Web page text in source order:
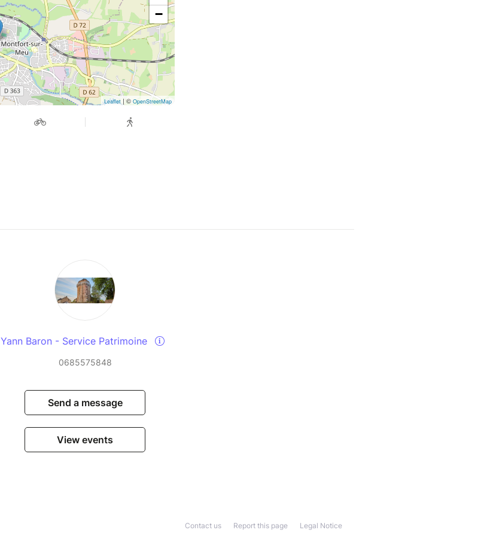
−
Leaflet| © OpenStreetMap
Yann Baron - Service Patrimoine
0685575848
Send a message
View events
Legal Notice
Report this page
Contact us